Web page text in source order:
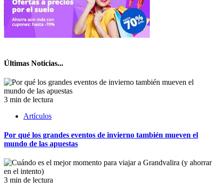
Últimas Noticias...
3 min de lectura
Artículos
Por qué los grandes eventos de invierno también mueven el
mundo de las apuestas
3 min de lectura